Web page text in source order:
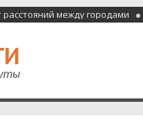
расстояний между городами
мотели и гостиницы